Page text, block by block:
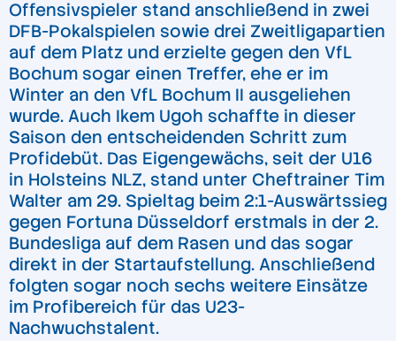
Offensivspieler stand anschließend in zwei
DFB-Pokalspielen sowie drei Zweitligapartien
auf dem Platz und erzielte gegen den VfL
Bochum sogar einen Treffer, ehe er im
Winter an den VfL Bochum II ausgeliehen
wurde. Auch Ikem Ugoh schaffte in dieser
Saison den entscheidenden Schritt zum
Profidebüt. Das Eigengewächs, seit der U16
in Holsteins NLZ, stand unter Cheftrainer Tim
Walter am 29. Spieltag beim 2:1-Auswärtssieg
gegen Fortuna Düsseldorf erstmals in der 2.
Bundesliga auf dem Rasen und das sogar
direkt in der Startaufstellung. Anschließend
folgten sogar noch sechs weitere Einsätze
im Profibereich für das U23-
Nachwuchstalent.